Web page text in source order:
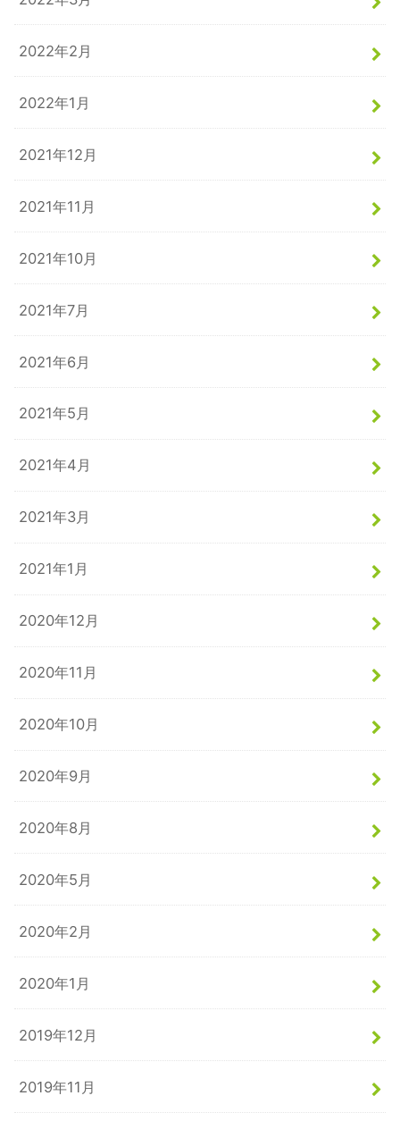
2022年2月
2022年1月
2021年12月
2021年11月
2021年10月
2021年7月
2021年6月
2021年5月
2021年4月
2021年3月
2021年1月
2020年12月
2020年11月
2020年10月
2020年9月
2020年8月
2020年5月
2020年2月
2020年1月
2019年12月
2019年11月